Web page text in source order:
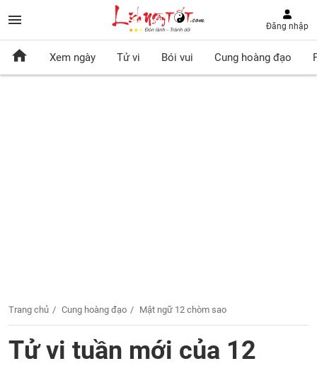
Đăng nhập
Xem ngày Tử vi Bói vui Cung hoàng đạo
Trang chủ Cung hoàng đạo Mật ngữ 12 chòm sao
Tử vi tuần mới của 12